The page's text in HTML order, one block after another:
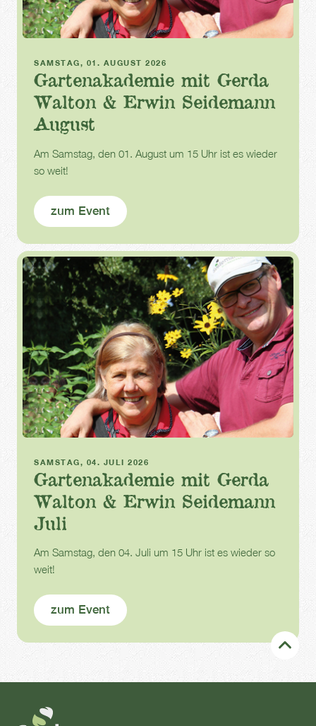
SAMSTAG, 01. AUGUST 2026
Gartenakademie mit Gerda
Walton & Erwin Seidemann
August
Am Samstag, den 01. August um 15 Uhr ist es wieder
so weit!
zum Event
SAMSTAG, 04. JULI 2026
Gartenakademie mit Gerda
Walton & Erwin Seidemann
Juli
Am Samstag, den 04. Juli um 15 Uhr ist es wieder so
weit!
zum Event